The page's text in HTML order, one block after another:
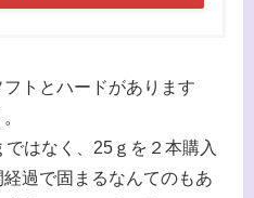
トとハードがあります
はなく、25ｇを２本購入
過で固まるなんてのもあ